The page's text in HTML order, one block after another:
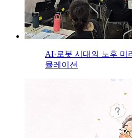
AI·로봇 시대의 노후
뮬레이션